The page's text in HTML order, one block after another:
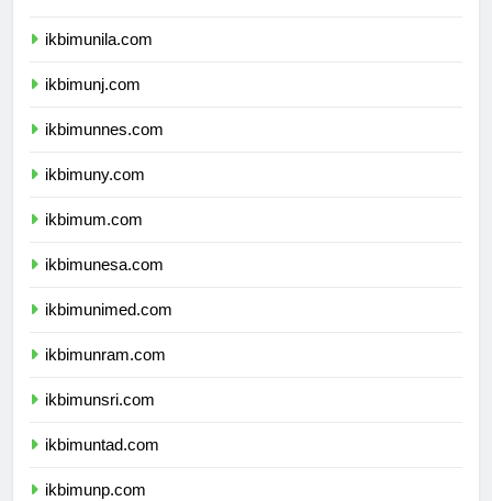
ikbimunila.com
ikbimunj.com
ikbimunnes.com
ikbimuny.com
ikbimum.com
ikbimunesa.com
ikbimunimed.com
ikbimunram.com
ikbimunsri.com
ikbimuntad.com
ikbimunp.com